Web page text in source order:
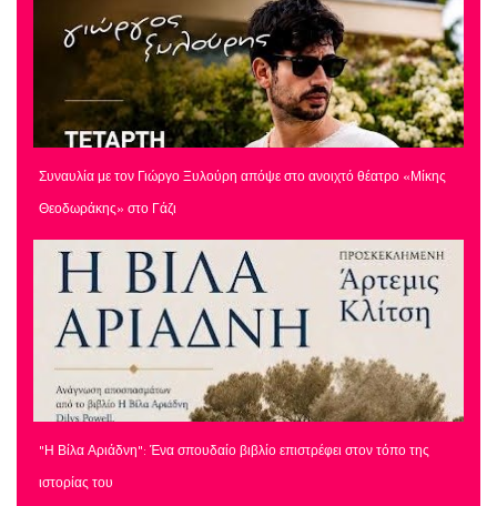
Συναυλία με τον Γιώργο Ξυλούρη απόψε στο ανοιχτό θέατρο «Μίκης
Θεοδωράκης» στο Γάζι
"Η Βίλα Αριάδνη": Ένα σπουδαίο βιβλίο επιστρέφει στον τόπο της
ιστορίας του